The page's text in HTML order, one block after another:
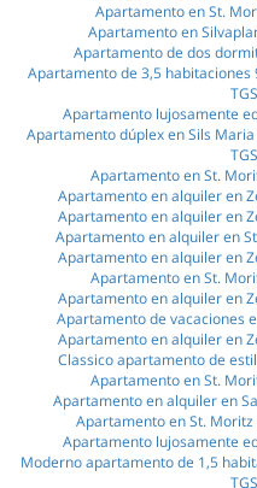
Apartamento en St.
Apartamento en
Apartamento de dos
Apartamento de 3,5
Apartamento lujosamente
Apartamento dúplex en Sils
Apartamento en St.
Apartamento en alquiler en
Apartamento en alquiler en
Apartamento en alquiler en
Apartamento en alquiler en
Apartamento en St.
Apartamento en alquiler en
Apartamento de vacaciones
Apartamento en alquiler en
Сlassico apartamento de
Apartamento en St.
Apartamento en alquiler en
Apartamento en St. Moritz
Apartamento lujosamente
Moderno apartamento de 1,5